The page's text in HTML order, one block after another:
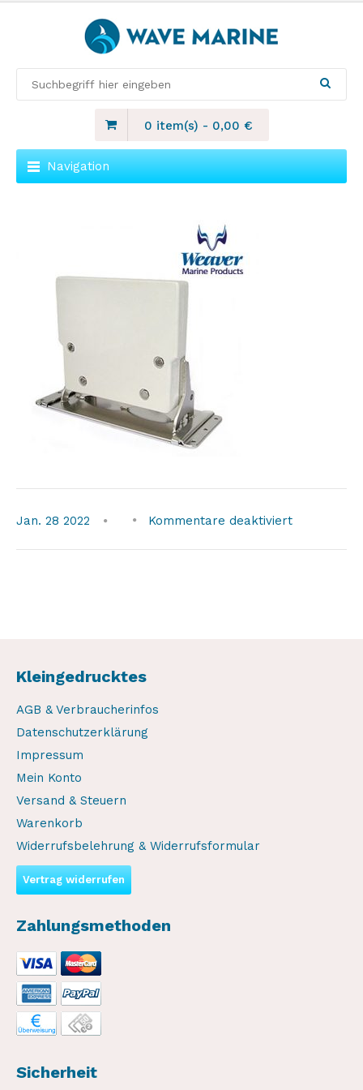
0 item(s) - 0,00 €
Navigation
Jan. 28 2022 Kommentare deaktiviertfür
Kleingedrucktes
AGB & Verbraucherinfos
Datenschutzerklärung
Impressum
Mein Konto
Versand & Steuern
Warenkorb
Widerrufsbelehrung & Widerrufsformular
Vertrag widerrufen
Zahlungsmethoden
Sicherheit